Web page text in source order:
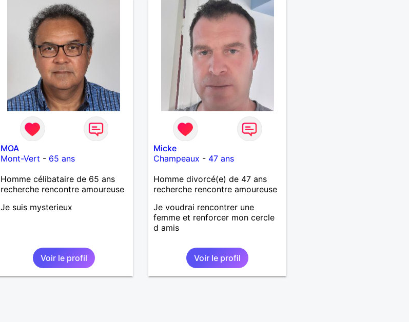
m’occupe en garde alternée.
J’aime à peu près tous les styles
de musique. (Oui je suis pas trop
fan de Jul). Je fais du sport
pour garder la forme et plutôt
agréable à regarder. (Enfin je le
pense en tout cas 😂)
MOA
Mont-Vert - 65 ans
Homme célibataire de 65 ans
recherche rencontre amoureuse
Je suis mysterieux
Voir le profil
Micke
Champeaux - 47 ans
Homme divorcé(e) de 47 ans
recherche rencontre amoureuse
Je voudrai rencontrer une
femme et renforcer mon cercle
d amis
Voir le profil